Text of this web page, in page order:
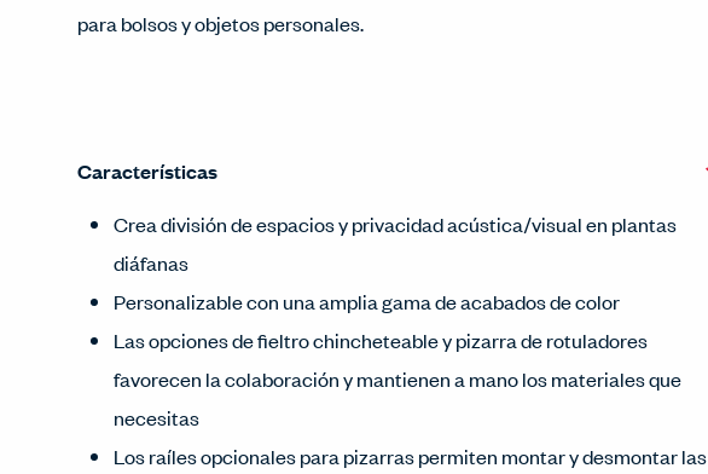
para bolsos y objetos personales.
Características
Crea división de espacios y privacidad acústica/visual en plantas
diáfanas
Personalizable con una amplia gama de acabados de color
Las opciones de fieltro chincheteable y pizarra de rotuladores
favorecen la colaboración y mantienen a mano los materiales que
necesitas
Los raíles opcionales para pizarras permiten montar y desmontar las